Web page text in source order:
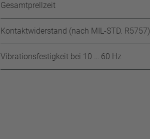
Gesamtprellzeit
Kontaktwiderstand (nach MIL-STD. R5757)
Vibrationsfestigkeit bei 10 … 60 Hz